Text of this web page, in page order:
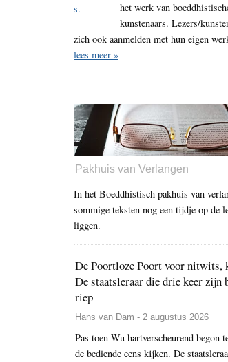
2018
achtennegentigste
buiten
het werk van
kunstenaars. Lezers/
zich ook aanmelden met hun eigen
lees meer »
Pakhuis van Verlangen
In het Boeddhistisch pakhuis van
sommige teksten nog een tijdje op de
liggen.
De Poortloze Poort voor nitwits,
De staatsleraar die drie keer zijn
riep
Hans van Dam - 2 augustus 2026
Pas toen Wu hartverscheurend begon
de bediende eens kijken. De